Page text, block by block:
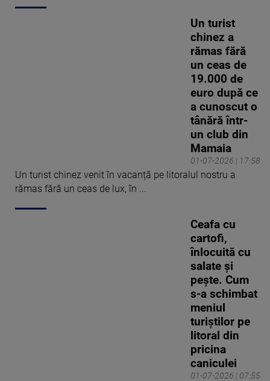
01-07-2026 | 17:58
Un turist
chinez a
rămas fără
un ceas de
19.000 de
euro după ce
a cunoscut o
tânără într-
un club din
Mamaia
Un turist chinez venit în vacanță pe litoralul nostru a
rămas fără un ceas de lux, în ...
01-07-2026 | 07:55
Ceafa cu
cartofi,
înlocuită cu
salate și
pește. Cum
s-a schimbat
meniul
turiștilor pe
litoral din
pricina
caniculei